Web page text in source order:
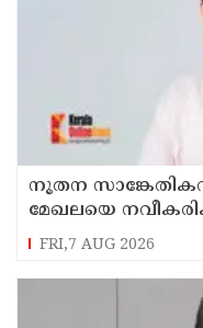
നൂതന
മേഖലയെ
FRI,7 AUG 2026